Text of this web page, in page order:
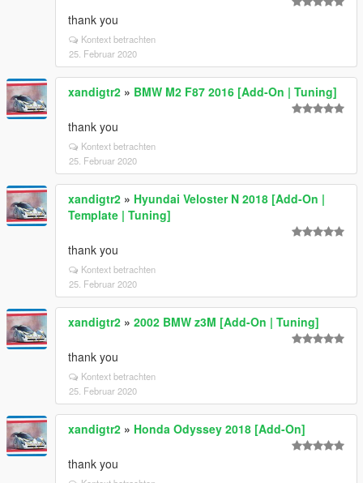
thank you
Kontext betrachten
25. Februar 2020
xandigtr2 » BMW M2 F87 2016 [Add-On | Tuning]
thank you
Kontext betrachten
25. Februar 2020
xandigtr2 » Hyundai Veloster N 2018 [Add-On |
Template | Tuning]
thank you
Kontext betrachten
25. Februar 2020
xandigtr2 » 2002 BMW z3M [Add-On | Tuning]
thank you
Kontext betrachten
25. Februar 2020
xandigtr2 » Honda Odyssey 2018 [Add-On]
thank you